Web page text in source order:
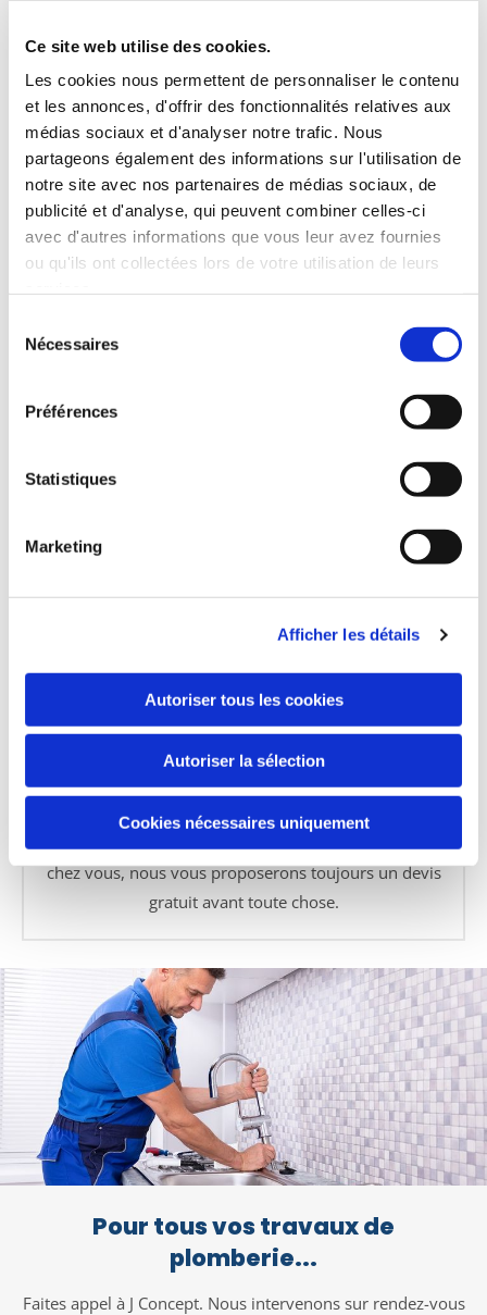
Ce site web utilise des cookies.
Les cookies nous permettent de personnaliser le contenu
et les annonces, d'offrir des fonctionnalités relatives aux
médias sociaux et d'analyser notre trafic. Nous
partageons également des informations sur l'utilisation de
notre site avec nos partenaires de médias sociaux, de
publicité et d'analyse, qui peuvent combiner celles-ci
avec d'autres informations que vous leur avez fournies
ou qu'ils ont collectées lors de votre utilisation de leurs
Nécessaires
Préférences
Statistiques
Marketing
Afficher les détails
Autoriser tous les cookies
Autoriser la sélection
Cookies nécessaires uniquement
Artisan de père en fils
C’est auprès de son père que votre artisan plombier
a appris le métier, et c’est un savoir qui se transmet
de génération en génération.
d’une garantie décennale. Cela vous garantit un
Devis gratuit
Bien sûr, quels que soient les travaux à effectuer
chez vous, nous vous proposerons toujours un devis
gratuit avant toute chose.
Pour tous vos travaux de
plomberie...
Faites appel à J Concept. Nous intervenons sur rendez-vous